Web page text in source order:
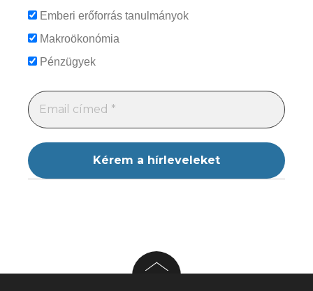
Emberi erőforrás tanulmányok
Makroökonómia
Pénzügyek